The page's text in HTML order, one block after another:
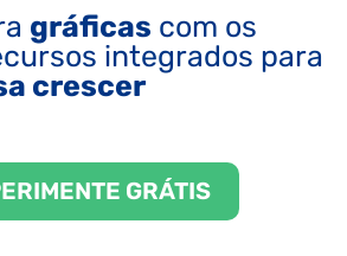
gráficas com os
integrados para
crescer
GRÁTIS